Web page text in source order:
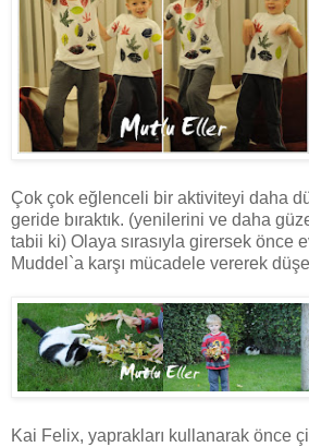
Çok çok eğlenceli bir aktiviteyi daha
geride bıraktık. (yenilerini ve daha
tabii ki) Olaya sırasıyla girersek önce
Muddel`a karşı mücadele vererek
Kai Felix, yaprakları kullanarak önce